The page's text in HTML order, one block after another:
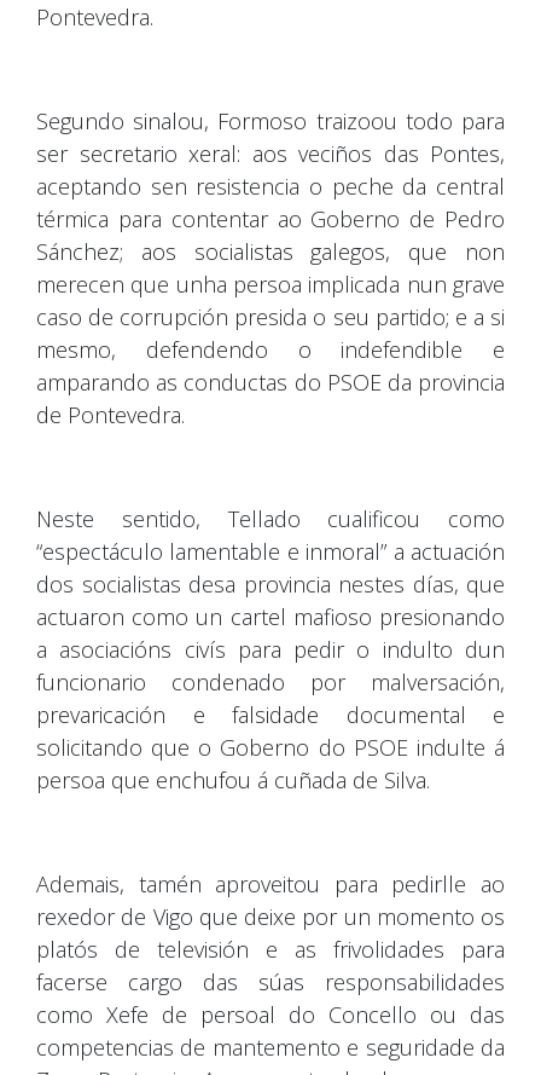
Pontevedra.
Segundo sinalou, Formoso traizoou todo para
ser secretario xeral: aos veciños das Pontes,
aceptando sen resistencia o peche da central
térmica para contentar ao Goberno de Pedro
Sánchez; aos socialistas galegos, que non
merecen que unha persoa implicada nun grave
caso de corrupción presida o seu partido; e a si
mesmo, defendendo o indefendible e
amparando as conductas do PSOE da provincia
de Pontevedra.
Neste sentido, Tellado cualificou como
“espectáculo lamentable e inmoral” a actuación
dos socialistas desa provincia nestes días, que
actuaron como un cartel mafioso presionando
a asociacións civís para pedir o indulto dun
funcionario condenado por malversación,
prevaricación e falsidade documental e
solicitando que o Goberno do PSOE indulte á
persoa que enchufou á cuñada de Silva.
Ademais, tamén aproveitou para pedirlle ao
rexedor de Vigo que deixe por un momento os
platós de televisión e as frivolidades para
facerse cargo das súas responsabilidades
como Xefe de persoal do Concello ou das
competencias de mantemento e seguridade da